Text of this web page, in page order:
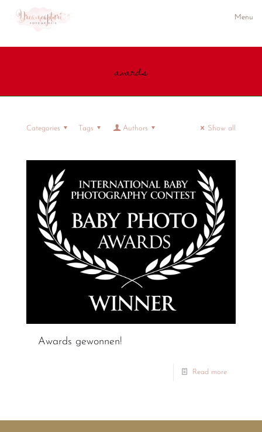
Menu
awards
Categories Tags Authors Show all
Awards gewonnen!
Read more